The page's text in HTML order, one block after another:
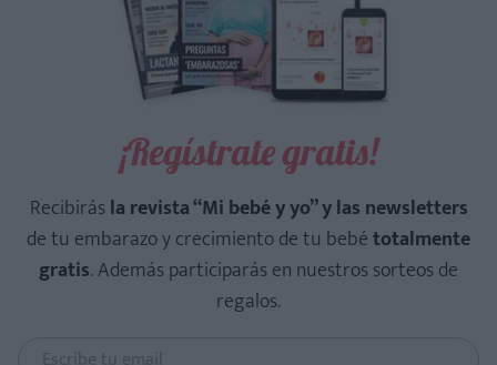
¡Regístrate gratis!
Recibirásla revista “Mi bebé y yo” y las newsletters
de tu embarazo y crecimiento de tu bebétotalmente
gratis. Además participarás en nuestros sorteos de
regalos.